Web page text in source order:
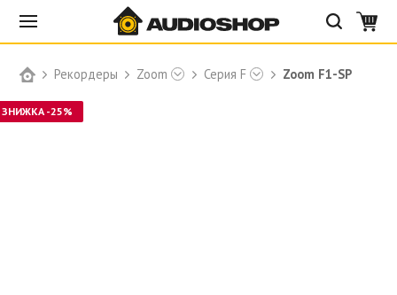
Рекордеры Zoom Серия F Zoom F1-SP
ЗНИЖКА -25%